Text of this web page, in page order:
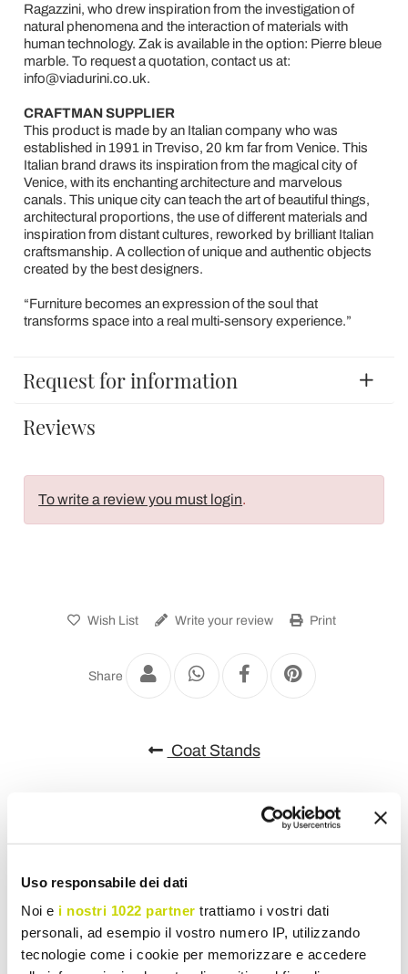
Uso responsabile dei dati
Noi e i nostri 1022 partner trattiamo i vostri dati
personali, ad esempio il vostro numero IP, utilizzando
tecnologie come i cookie per memorizzare e accedere
Ragazzini, who drew inspiration from the investigation of
natural phenomena and the interaction of materials with
human technology. Zak is available in the option: Pierre bleue
marble. To request a quotation, contact us at:
info@viadurini.co.uk.
CRAFTMAN SUPPLIER
This product is made by an Italian company who was
established in 1991 in Treviso, 20 km far from Venice. This
Italian brand draws its inspiration from the magical city of
Venice, with its enchanting architecture and marvelous
canals. This unique city can teach the art of beautiful things,
architectural proportions, the use of different materials and
inspiration from distant cultures, reworked by brilliant Italian
craftsmanship. A collection of unique and authentic objects
created by the best designers.
“Furniture becomes an expression of the soul that
transforms space into a real multi-sensory experience.”
Request for information
Reviews
To write a review you must login.
Wish List Write your review Print
Share
Coat Stands